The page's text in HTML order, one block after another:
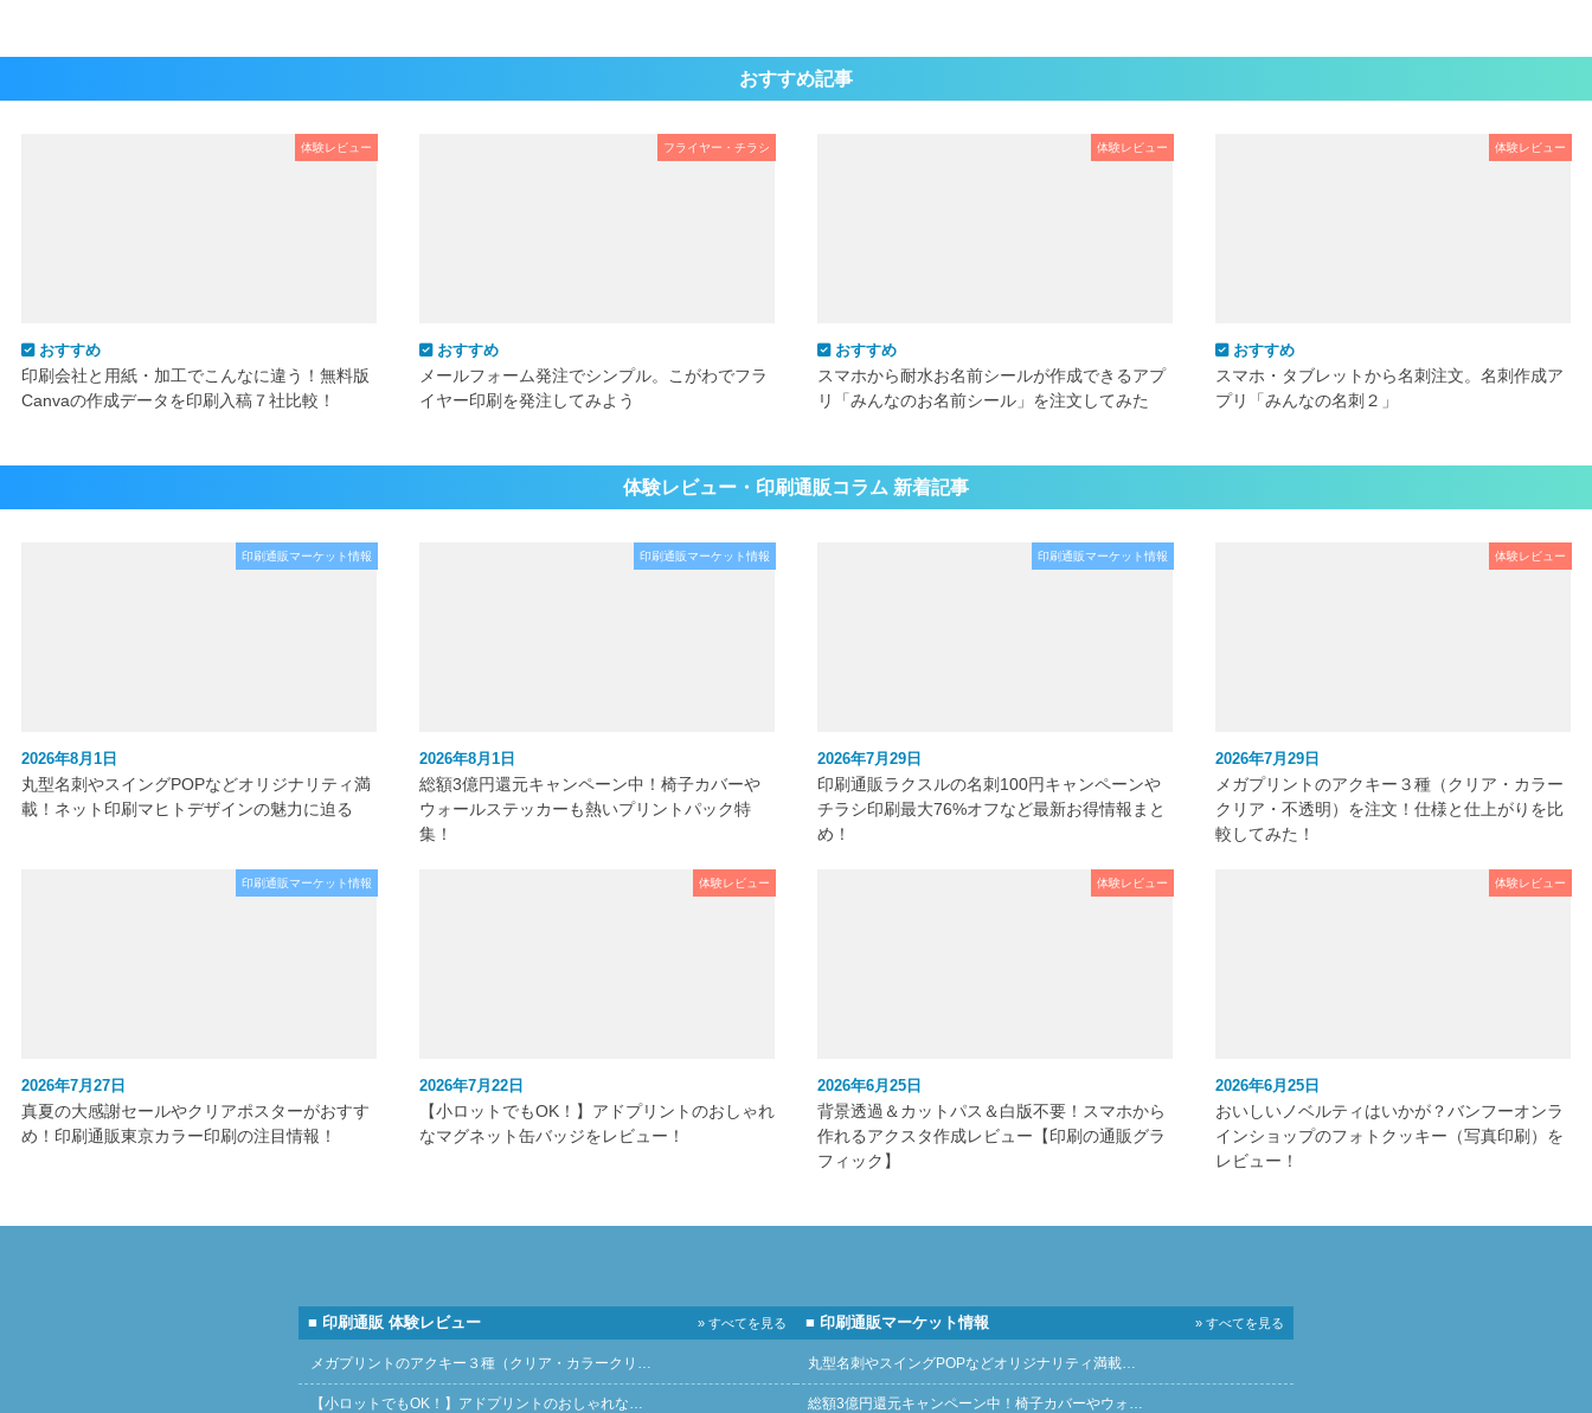
おすすめ記事
体験レビュー
おすすめ
印刷会社と用紙・加工でこんなに違う！無料版
Canvaの作成データを印刷入稿７社比較！
フライヤー・チラシ
おすすめ
メールフォーム発注でシンプル。こがわでフラ
イヤー印刷を発注してみよう
体験レビュー
おすすめ
スマホから耐水お名前シールが作成できるアプ
リ「みんなのお名前シール」を注文してみた
体験レビュー
おすすめ
スマホ・タブレットから名刺注文。名刺作成ア
プリ「みんなの名刺２」
体験レビュー・印刷通販コラム 新着記事
印刷通販マーケット情報
2026年8月1日
丸型名刺やスイングPOPなどオリジナリティ満
載！ネット印刷マヒトデザインの魅力に迫る
印刷通販マーケット情報
2026年8月1日
総額3億円還元キャンペーン中！椅子カバーや
ウォールステッカーも熱いプリントパック特
集！
印刷通販マーケット情報
2026年7月29日
印刷通販ラクスルの名刺100円キャンペーンや
チラシ印刷最大76%オフなど最新お得情報まと
め！
体験レビュー
2026年7月29日
メガプリントのアクキー３種（クリア・カラー
クリア・不透明）を注文！仕様と仕上がりを比
較してみた！
印刷通販マーケット情報
2026年7月27日
真夏の大感謝セールやクリアポスターがおすす
め！印刷通販東京カラー印刷の注目情報！
体験レビュー
2026年7月22日
【小ロットでもOK！】アドプリントのおしゃれ
なマグネット缶バッジをレビュー！
体験レビュー
2026年6月25日
背景透過＆カットパス＆白版不要！スマホから
作れるアクスタ作成レビュー【印刷の通販グラ
フィック】
体験レビュー
2026年6月25日
おいしいノベルティはいかが？バンフーオンラ
インショップのフォトクッキー（写真印刷）を
レビュー！
■ 印刷通販 体験レビュー » すべてを見る
メガプリントのアクキー３種（クリア・カラークリ…
【小ロットでもOK！】アドプリントのおしゃれな…
■ 印刷通販マーケット情報 » すべてを見る
丸型名刺やスイングPOPなどオリジナリティ満載…
総額3億円還元キャンペーン中！椅子カバーやウォ…